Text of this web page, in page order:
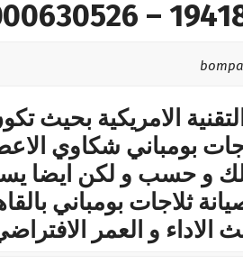
الامريكية بحيث
بومباني شكاوي
ذلك و حسب و لكن ايضا
ثلاجات بومباني
الاداء و العمر